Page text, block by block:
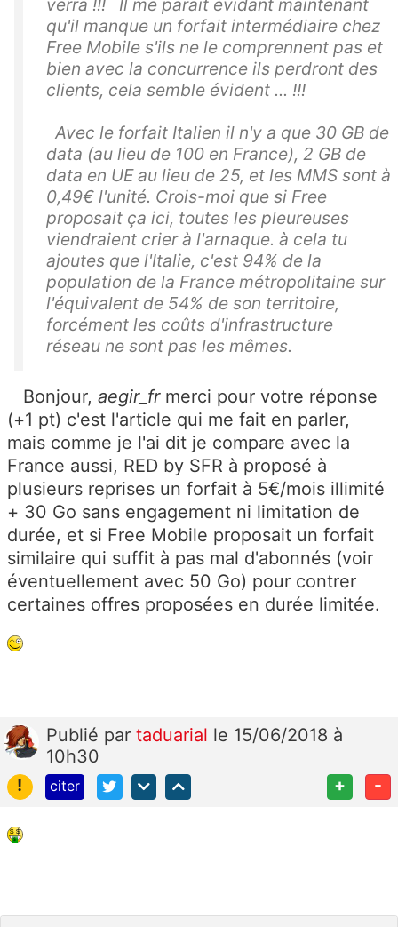
verra !!! Il me parait évidant maintenant
qu'il manque un forfait intermédiaire chez
Free Mobile s'ils ne le comprennent pas et
bien avec la concurrence ils perdront des
clients, cela semble évident ... !!!
Avec le forfait Italien il n'y a que 30 GB de
data (au lieu de 100 en France), 2 GB de
data en UE au lieu de 25, et les MMS sont à
0,49€ l'unité. Crois-moi que si Free
proposait ça ici, toutes les pleureuses
viendraient crier à l'arnaque. à cela tu
ajoutes que l'Italie, c'est 94% de la
population de la France métropolitaine sur
l'équivalent de 54% de son territoire,
forcément les coûts d'infrastructure
réseau ne sont pas les mêmes.
Bonjour, aegir_fr merci pour votre réponse
(+1 pt) c'est l'article qui me fait en parler,
mais comme je l'ai dit je compare avec la
France aussi, RED by SFR à proposé à
plusieurs reprises un forfait à 5€/mois illimité
+ 30 Go sans engagement ni limitation de
durée, et si Free Mobile proposait un forfait
similaire qui suffit à pas mal d'abonnés (voir
éventuellement avec 50 Go) pour contrer
certaines offres proposées en durée limitée.
Publié par taduarial le 15/06/2018 à
10h30
!
citer + -